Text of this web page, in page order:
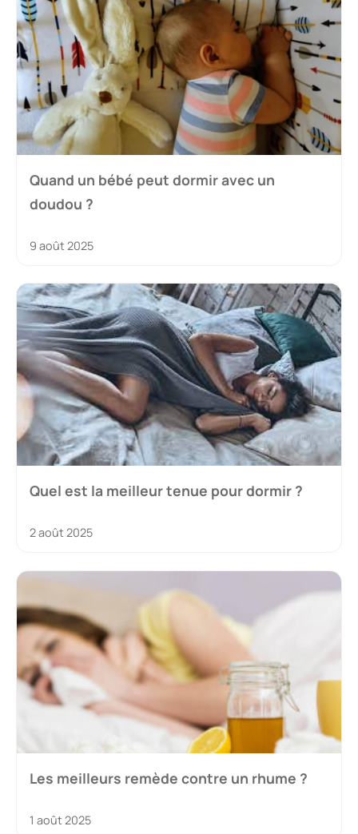
Quand un bébé peut dormir avec un
doudou ?
9 août 2025
Quel est la meilleur tenue pour dormir ?
2 août 2025
Les meilleurs remède contre un rhume ?
1 août 2025